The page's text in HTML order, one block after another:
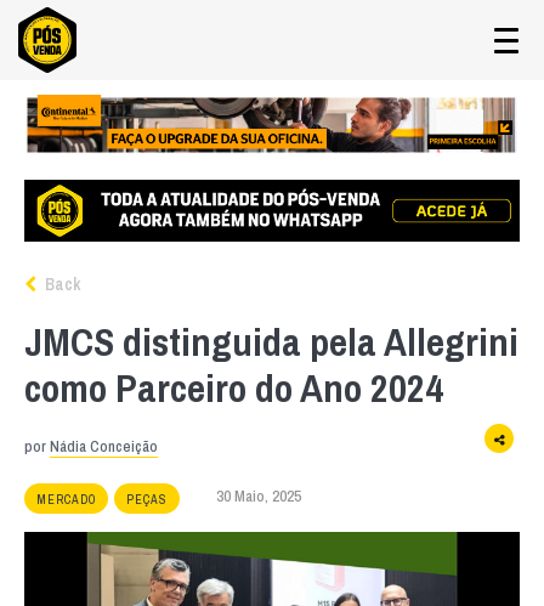
Back
JMCS distinguida pela Allegrini
como Parceiro do Ano 2024
porNádia Conceição
MERCADO PEÇAS 30 Maio, 2025